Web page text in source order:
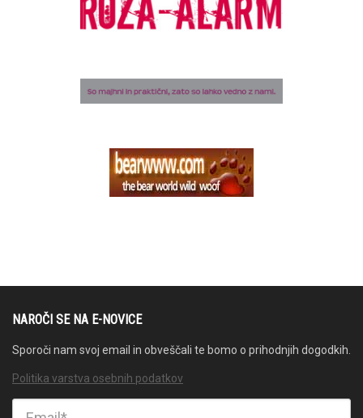
NAROČI SE NA E-NOVICE
Sporoči nam svoj email in obveščali te bomo o prihodnjih dogodkih.
Politika varstva osebnih podatkov